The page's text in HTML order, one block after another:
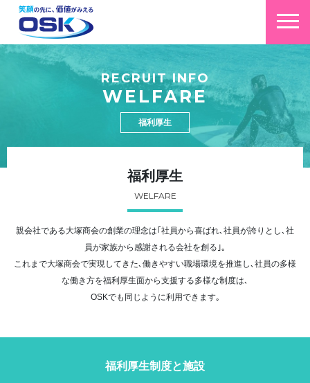
RECRUIT INFO
WELFARE
福利厚生
福利厚生
WELFARE
親会社である大塚商会の創業の理念は｢社員から喜ばれ､社員が誇りとし､社
員が家族から感謝される会社を創る｣｡
これまで大塚商会で実現してきた､働きやすい職場環境を推進し､社員の多様
な働き方を福利厚生面から支援する多様な制度は､
OSKでも同じように利用できます｡
福利厚生制度と施設